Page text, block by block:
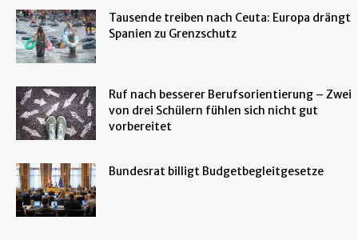
Tausende treiben nach Ceuta: Europa drängt
Spanien zu Grenzschutz
Ruf nach besserer Berufsorientierung – Zwei
von drei Schülern fühlen sich nicht gut
vorbereitet
Bundesrat billigt Budgetbegleitgesetze